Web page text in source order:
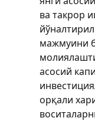
ва такрор
мажмуини
асосий
орқали